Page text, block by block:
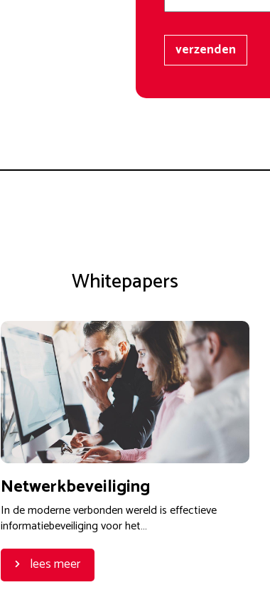
verzenden
Whitepapers
Netwerkbeveiliging
In de moderne verbonden wereld is effectieve
informatiebeveiliging voor het…
lees meer